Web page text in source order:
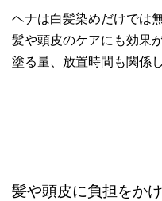
ヘナは白髪染めだけでは
髪や頭皮のケアにも効果
塗る量、放置時間も関係
髪や頭皮に負担をか